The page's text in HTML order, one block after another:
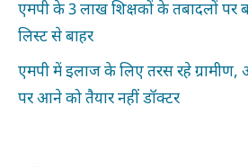
एमपी के 3 लाख शिक्षकों के तबादलों पर
लिस्ट से बाहर
एमपी में इलाज के लिए तरस रहे ग्रामीण,
पर आने को तैयार नहीं डॉक्टर